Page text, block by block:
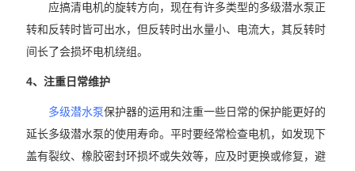
应搞清电机的旋转方向，现在有许多类型的多级潜水泵正
转和反转时皆可出水，但反转时出水量小、电流大，其反转时
间长了会损坏电机绕组。
4、注重日常维护
多级潜水泵保护器的运用和注重一些日常的保护能更好的
延长多级潜水泵的使用寿命。平时要经常检查电机，如发现下
盖有裂纹、橡胶密封环损坏或失效等，应及时更换或修复，避